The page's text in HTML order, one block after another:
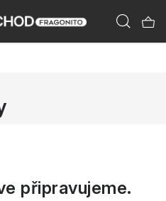
připravujeme.